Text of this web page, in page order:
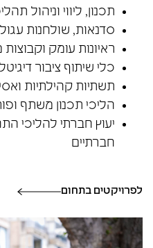
תכנון, ליווי וניהול
סדנאות, שולחנות
ראיונות עומק וקבוצות
כלי שיתוף ציבור
תשתיות קהילתיות
הליכי תכנון משתף
יעוץ חברתי להליכי
חברתיים
לפרויקטים בתחום